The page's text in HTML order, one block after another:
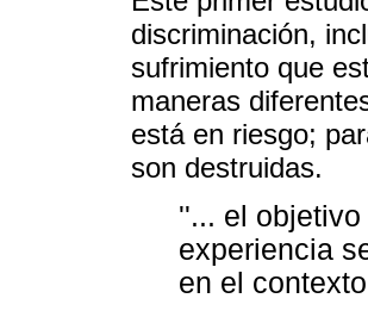
discriminación,
sufrimiento que
maneras
está en riesgo;
son destruidas.
''... el
experiencia
en el